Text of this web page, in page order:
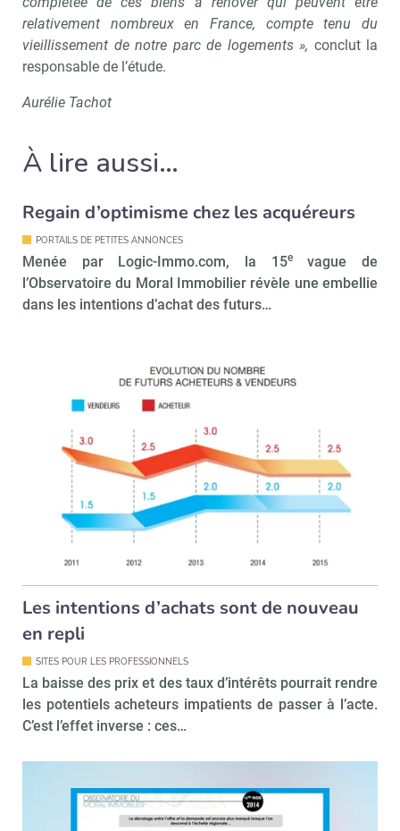
relativement nombreux en France, compte tenu du
vieillissement de notre parc de logements », conclut la
responsable de l’étude.
Aurélie Tachot
À lire aussi…
Regain d’optimisme chez les acquéreurs
PORTAILS DE PETITES ANNONCES
Menée par Logic-Immo.com, la 15evague de
l’Observatoire du Moral Immobilier révèle une embellie
dans les intentions d’achat des futurs…
Les intentions d’achats sont de nouveau
en repli
SITES POUR LES PROFESSIONNELS
La baisse des prix et des taux d’intérêts pourrait rendre
les potentiels acheteurs impatients de passer à l’acte.
C’est l’effet inverse : ces…
Recevoir Immo Matin
Non merci, je reçois déjà
!
Je déciderai plus